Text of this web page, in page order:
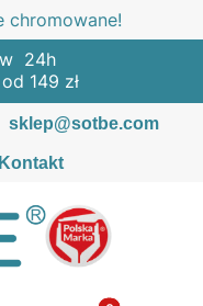
chromowane!
w 24h
od 149 zł
sklep@sotbe.com
Kontakt